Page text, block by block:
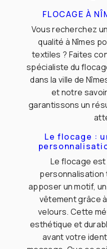
FLOCAGE À
Vous recherchez
qualité à Nîmes
textiles ? Faites
spécialiste du
dans la ville de
et notre
garantissons un
Le flocage :
Le flocage
personnalisation
apposer un motif,
vêtement grâce
velours. Cette
esthétique et
avant votre